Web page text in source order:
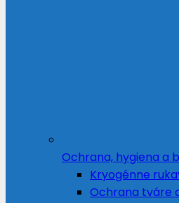
Ochrana, hygiena a
Kryogénne
Ochrana tváre